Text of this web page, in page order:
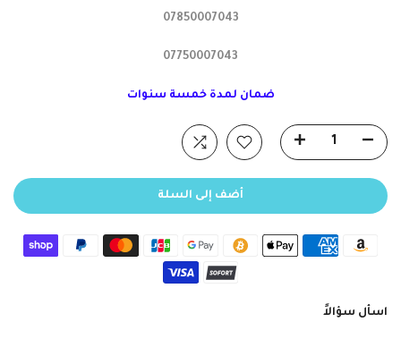
07850007043
07750007043
ضمان لمدة خمسة سنوات
أضف إلى السلة
اسأل سؤالاً